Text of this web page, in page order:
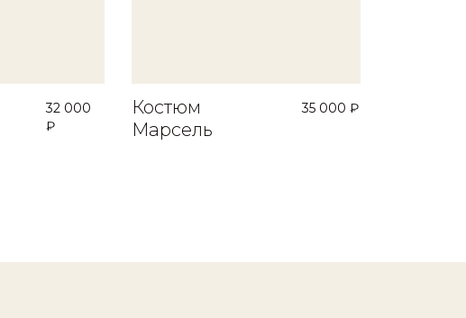
32 000
₽
Костюм
Марсель
35 000 ₽